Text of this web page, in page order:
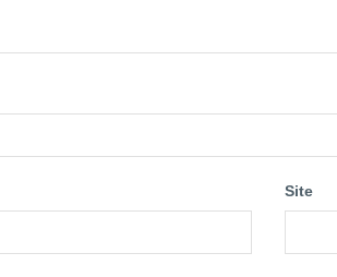
Site